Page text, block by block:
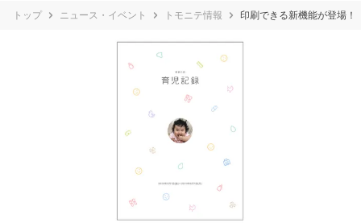
トップ ニュース・イベント トモニテ情報 印刷できる新機能が登場